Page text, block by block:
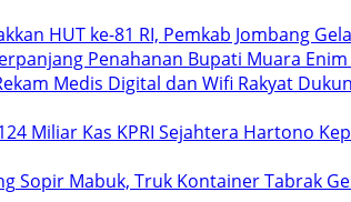
HUT ke-81 RI, Pemkab Jombang
Penahanan Bupati Muara
Hartono
Sopir Mabuk, Truk Kontainer Tabrak